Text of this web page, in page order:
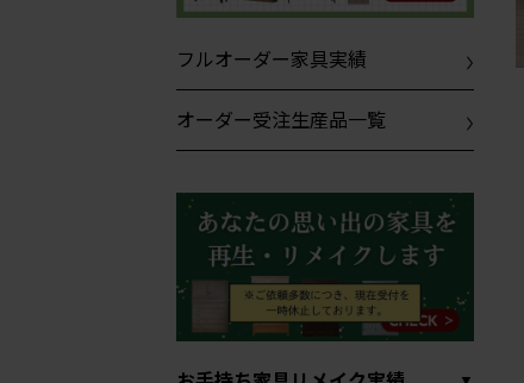
フルオーダー家具実績
オーダー受注生産品一覧